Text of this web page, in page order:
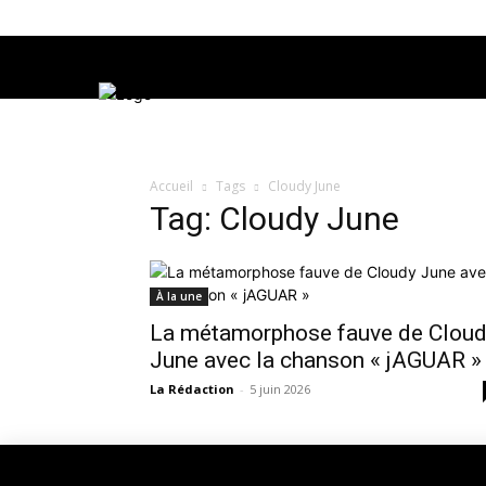
Accueil Tags Cloudy June
Tag: Cloudy June
À la une
La métamorphose fauve de
June avec la chanson « jAGUAR »
La Rédaction - 5 juin 2026